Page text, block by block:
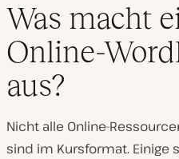
Was macht
Online-
aus?
Nicht alle Online-
sind im Kursformat. Einige